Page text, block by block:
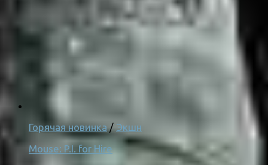
Горячая новинка/ Экшн
Mouse: P.I. for Hire